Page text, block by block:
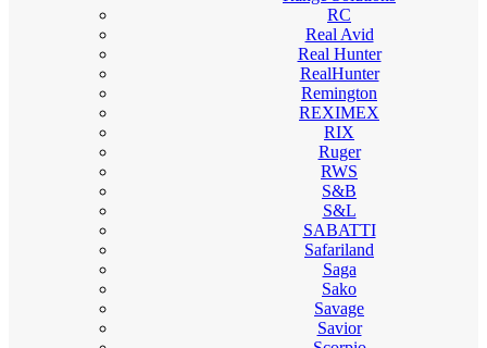
RC
Real Avid
Real Hunter
RealHunter
Remington
REXIMEX
RIX
Ruger
RWS
S&B
S&L
SABATTI
Safariland
Saga
Sako
Savage
Savior